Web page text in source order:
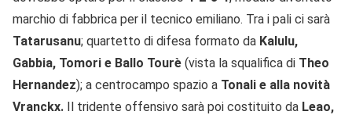
marchio di fabbrica per il tecnico emiliano. Tra i pali ci sarà
Tatarusanu; quartetto di difesa formato da Kalulu,
Gabbia, Tomori e Ballo Tourè (vista la squalifica di Theo
Hernandez); a centrocampo spazio a Tonali e alla novità
Vranckx. Il tridente offensivo sarà poi costituito da Leao,